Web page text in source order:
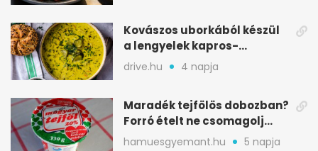
Kovászos uborkából készül
a lengyelek kapros-
savanykás levese
drive.hu 4 napja
Maradék tejfölös dobozban?
Forró ételt ne csomagolj
ilyen tégelybe
hamuesgyemant.hu 5 napja